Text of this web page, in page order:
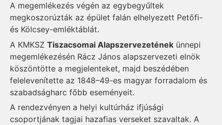
A megemlékezés végén az egybegyűltek
megkoszorúzták az épület falán elhelyezett Petőfi-
és Kölcsey-emléktáblát.
A KMKSZ Tiszacsomai Alapszervezetének ünnepi
megemlékezésén Rácz János alapszervezeti elnök
köszöntötte a megjelenteket, majd beszédében
felelevenítette az 1848–49-es magyar forradalom és
szabadságharc főbb eseményeit.
A rendezvényen a helyi kultúrház ifjúsági
csoportjának tagjai hazafias verseket szavaltak. A